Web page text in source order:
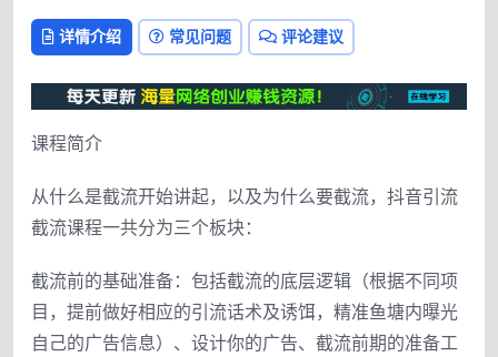
详情介绍 常见问题 评论建议
课程简介
从什么是截流开始讲起，以及为什么要截流，抖音引流
截流课程一共分为三个板块：
截流前的基础准备：包括截流的底层逻辑（根据不同项
目，提前做好相应的引流话术及诱饵，精准鱼塘内曝光
自己的广告信息）、设计你的广告、截流前期的准备工